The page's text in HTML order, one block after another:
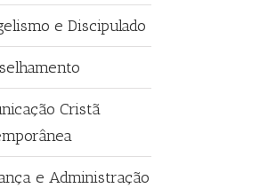
e Discipulado
Cristã
e Administração